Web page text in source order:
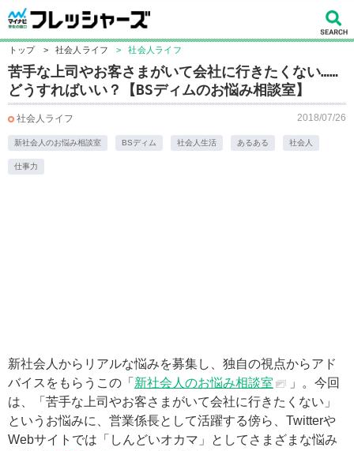
トップ > 社会人ライフ > 社会人ライフ
苦手な上司やお客さまがいて会社に行きたくない……
どうすればいい？【BSディムのお悩み相談室】
社会人ライフ 2018/07/26
新社会人のお悩み相談室 BSディム 社会人生活 あるある 社会人
仕事力
新社会人からリアルな悩みを募集し、独自の視点からアド
バイスをもらうこの「 新社会人のお悩み相談室
」。今回
は、「苦手な上司やお客さまがいて会社に行きたくない」
というお悩みに、営業係長として活躍する傍ら、Twitterや
Webサイトでは「しんどいオカマ」としてさまざまな悩み